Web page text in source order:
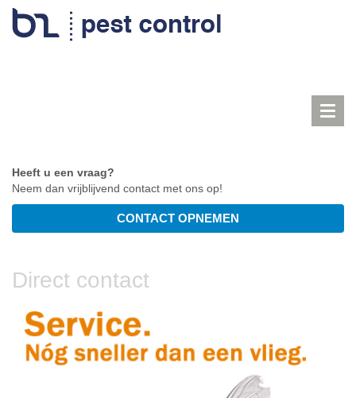
Heeft u een vraag?
Neem dan vrijblijvend contact met ons op!
Direct contact